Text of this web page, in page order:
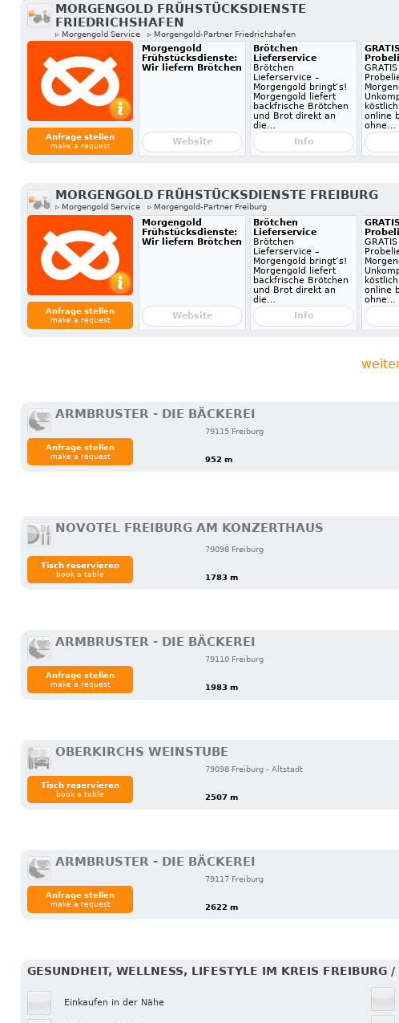
MORGENGOLD FRÜHSTÜCKSDIENSTE
FRIEDRICHSHAFEN
▹ Morgengold Service ▹ Morgengold-Partner Friedrichshafen
Anfrage stellen
make a request
Morgengold
Frühstücksdienste:
Wir liefern Brötchen
Website
Brötchen
Lieferservice
Brötchen
Lieferservice –
Morgengold bringt’s!
Morgengold liefert
backfrische Brötchen
und Brot direkt an
die…
Info
GRATIS
GRATIS
online
ohne…
MORGENGOLD FRÜHSTÜCKSDIENSTE FREIBURG
▹ Morgengold Service ▹ Morgengold-Partner Freiburg
Anfrage stellen
make a request
Morgengold
Frühstücksdienste:
Wir liefern Brötchen
Website
Brötchen
Lieferservice
Brötchen
Lieferservice –
Morgengold bringt’s!
Morgengold liefert
backfrische Brötchen
und Brot direkt an
die…
Info
GRATIS
GRATIS
online
ohne…
ARMBRUSTER - DIE BÄCKEREI
79115 Freiburg
952 m
Anfrage stellen
make a request
NOVOTEL FREIBURG AM KONZERTHAUS
79098 Freiburg
1783 m
Tisch reservieren
book a table
ARMBRUSTER - DIE BÄCKEREI
79110 Freiburg
1983 m
Anfrage stellen
make a request
OBERKIRCHS WEINSTUBE
79098 Freiburg - Altstadt
2507 m
Tisch reservieren
book a table
ARMBRUSTER - DIE BÄCKEREI
79117 Freiburg
2622 m
Anfrage stellen
make a request
GESUNDHEIT, WELLNESS, LIFESTYLE IM KREIS FREIBURG
Einkaufen in der Nähe